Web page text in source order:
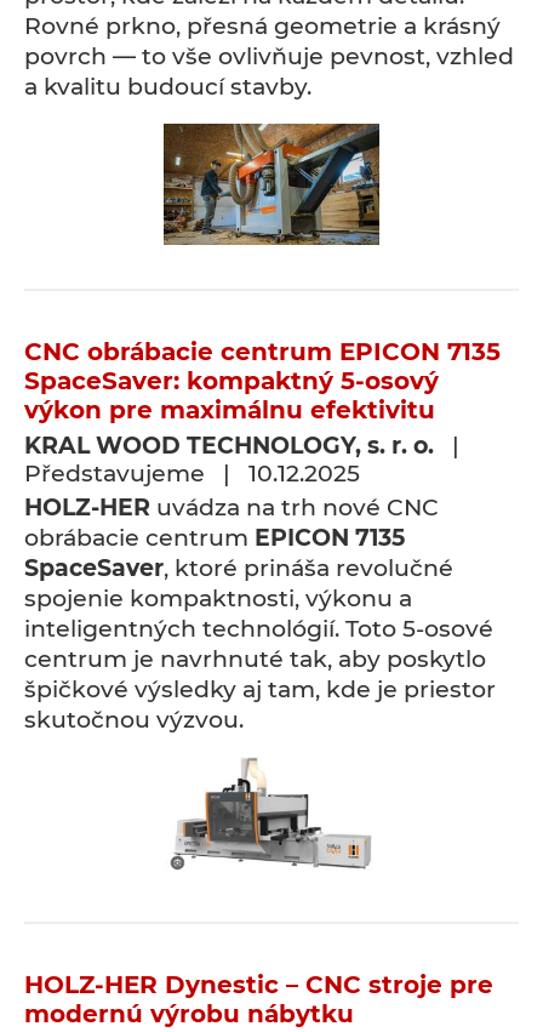
Rovné prkno, přesná geometrie a krásný
povrch — to vše ovlivňuje pevnost, vzhled
a kvalitu budoucí stavby.
CNC obrábacie centrum EPICON 7135
SpaceSaver: kompaktný 5-osový
výkon pre maximálnu efektivitu
KRAL WOOD TECHNOLOGY, s. r. o. |
Představujeme | 10.12.2025
HOLZ-HER uvádza na trh nové CNC
obrábacie centrum EPICON 7135
SpaceSaver, ktoré prináša revolučné
spojenie kompaktnosti, výkonu a
inteligentných technológií. Toto 5-osové
centrum je navrhnuté tak, aby poskytlo
špičkové výsledky aj tam, kde je priestor
skutočnou výzvou.
HOLZ-HER Dynestic – CNC stroje pre
modernú výrobu nábytku